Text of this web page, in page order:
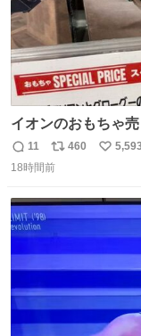
イオンのおもちゃ
返
信
11
リ
ポ
ト
460
い
数
5,593
18時間前